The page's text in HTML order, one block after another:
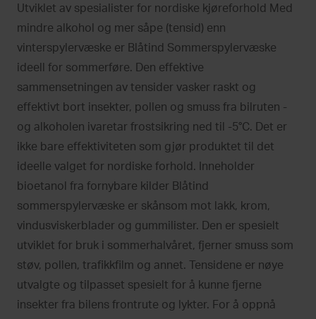
Utviklet av spesialister for nordiske kjøreforhold Med
mindre alkohol og mer såpe (tensid) enn
vinterspylervæske er Blåtind Sommerspylervæske
ideell for sommerføre. Den effektive
sammensetningen av tensider vasker raskt og
effektivt bort insekter, pollen og smuss fra bilruten -
og alkoholen ivaretar frostsikring ned til -5°C. Det er
ikke bare effektiviteten som gjør produktet til det
ideelle valget for nordiske forhold. Inneholder
bioetanol fra fornybare kilder Blåtind
sommerspylervæske er skånsom mot lakk, krom,
vindusviskerblader og gummilister. Den er spesielt
utviklet for bruk i sommerhalvåret, fjerner smuss som
støv, pollen, trafikkfilm og annet. Tensidene er nøye
utvalgte og tilpasset spesielt for å kunne fjerne
insekter fra bilens frontrute og lykter. For å oppnå